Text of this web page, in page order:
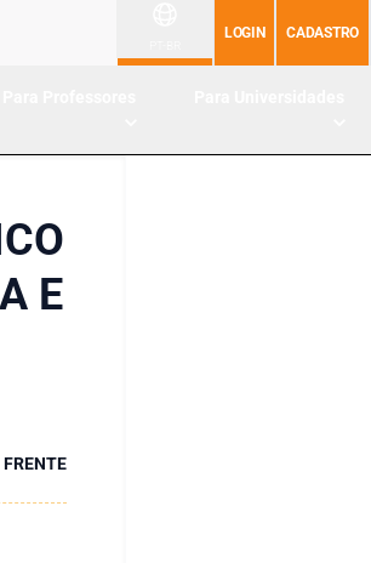
LOGIN CADASTRO
E